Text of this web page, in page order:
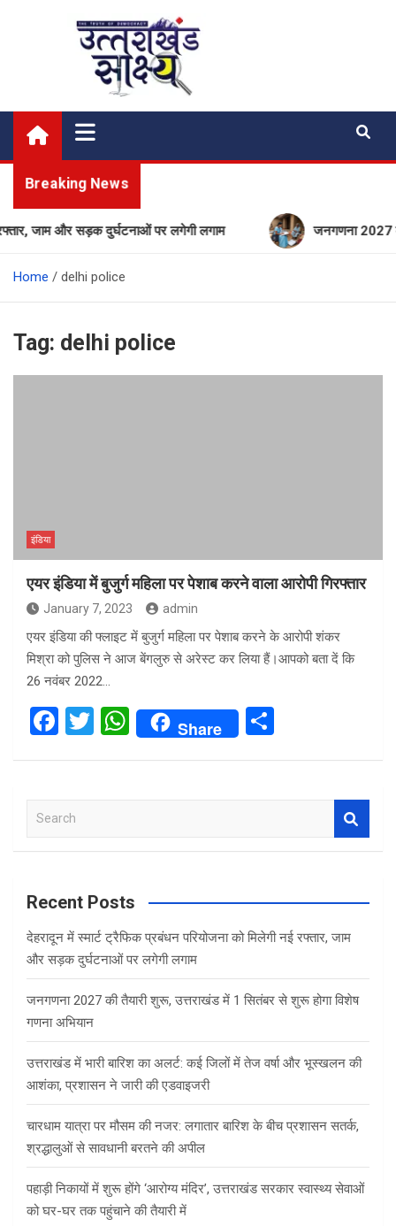
Uttarakhand Shakshya
My News Portal
Breaking News
जाम और सड़क दुर्घटनाओं पर लगेगी लगाम जनगणना 2027 की
Home delhi police
Tag: delhi police
इंडिया
एयर इंडिया में बुजुर्ग महिला पर पेशाब करने वाला आरोपी गिरफ्तार
January 7, 2023 admin
एयर इंडिया की फ्लाइट में बुजुर्ग महिला पर पेशाब करने के आरोपी शंकर
मिश्रा को पुलिस ने आज बेंगलुरु से अरेस्ट कर लिया हैं।आपको बता दें कि
26 नवंबर 2022…
F
b
o
o
k
T
W
h
p
p
Share
a
c
Recent Posts
देहरादून में स्मार्ट ट्रैफिक प्रबंधन परियोजना को मिलेगी नई रफ्तार, जाम
और सड़क दुर्घटनाओं पर लगेगी लगाम
जनगणना 2027 की तैयारी शुरू, उत्तराखंड में 1 सितंबर से शुरू होगा विशेष
गणना अभियान
उत्तराखंड में भारी बारिश का अलर्ट: कई जिलों में तेज वर्षा और भूस्खलन की
आशंका, प्रशासन ने जारी की एडवाइजरी
चारधाम यात्रा पर मौसम की नजर: लगातार बारिश के बीच प्रशासन सतर्क,
श्रद्धालुओं से सावधानी बरतने की अपील
पहाड़ी निकायों में शुरू होंगे ‘आरोग्य मंदिर’, उत्तराखंड सरकार स्वास्थ्य सेवाओं
को घर-घर तक पहुंचाने की तैयारी में